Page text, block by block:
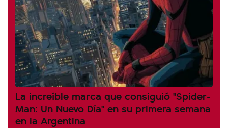
La increíble marca que consiguió "Spider-
Man: Un Nuevo Día" en su primera semana
en la Argentina